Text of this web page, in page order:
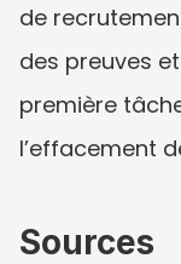
de
des preuves
première
l’effacement
Sources